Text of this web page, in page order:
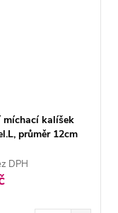
míchací kalíšek
průměr 12cm
DPH